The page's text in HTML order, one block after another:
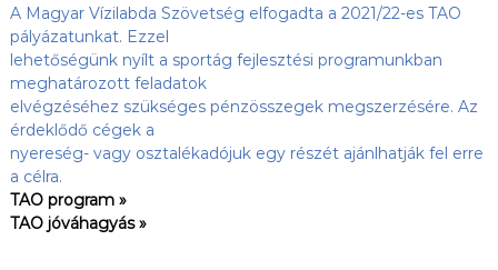
A Magyar Vízilabda Szövetség elfogadta a 2021/22-es TAO
pályázatunkat. Ezzel
lehetőségünk nyílt a sportág fejlesztési programunkban
meghatározott feladatok
elvégzéséhez szükséges pénzösszegek megszerzésére. Az
érdeklődő cégek a
nyereség- vagy osztalékadójuk egy részét ajánlhatják fel erre
a célra.
TAO program »
TAO jóváhagyás »